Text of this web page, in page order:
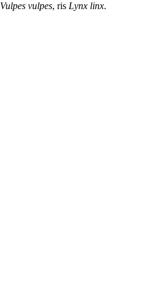
Vulpes vulpes, ris Lynx linx.